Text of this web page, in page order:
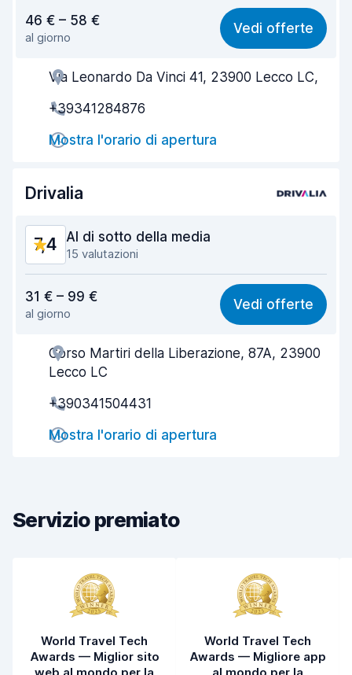
8,1
Facile da trovare 8,2
Gentilezza degli agenti 8,3
Rapidità del ritiro
Rapidità della riconsegna
46 € – 58 €
al giorno
Vedi offerte
Via Leonardo Da Vinci 41, 23900 Lecco LC,
+39341284876
Mostra l'orario di apertura
Drivalia
7,4 Al di sotto della media
15 valutazioni
7,4
Facile da trovare 8,3
Gentilezza degli agenti 7,6
31 € – 99 €
al giorno
Vedi offerte
Corso Martiri della Liberazione, 87A, 23900
Lecco LC
+390341504431
Mostra l'orario di apertura
Servizio premiato
World Travel Tech
Awards — Miglior sito
World Travel Tech
Awards — Migliore app